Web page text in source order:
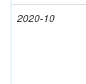
2020-10